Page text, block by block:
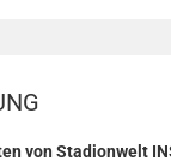
von Stadionwelt